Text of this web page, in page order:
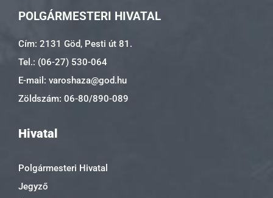
POLGÁRMESTERI HIVATAL
Cím: 2131 Göd, Pesti út 81.
Tel.: (06-27) 530-064
E-mail: varoshaza@god.hu
Zöldszám: 06-80/890-089
Hivatal
Polgármesteri Hivatal
Jegyző